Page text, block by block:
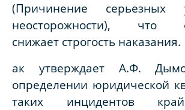
(Причинение
неосторожности), что
снижает строгость наказания.
ак утверждает А.Ф.
определении юридической
таких инцидентов